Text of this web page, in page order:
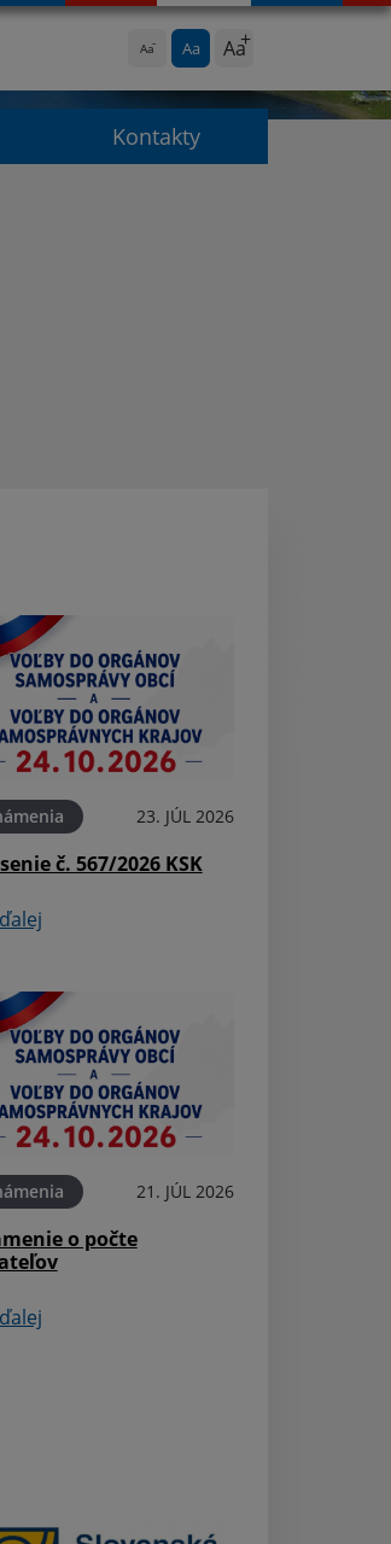
Aa Aa Aa
Kontakty
23. JÚL 2026
č. 567/2026 KSK
21. JÚL 2026
o počte